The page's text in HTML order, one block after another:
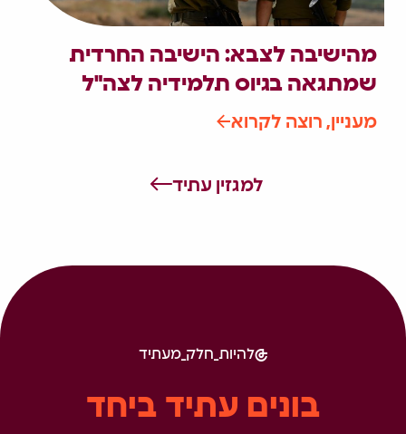
מהישיבה לצבא: הישיבה החרדית
שמתגאה בגיוס תלמידיה לצה"ל
מעניין, רוצה לקרוא
למגזין עתיד
להיות_חלק_מעתיד
בונים עתיד ביחד